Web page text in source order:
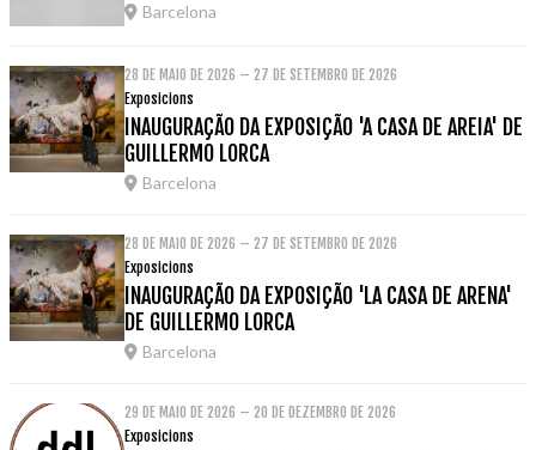
Barcelona
28 DE MAIO DE 2026 – 27 DE SETEMBRO DE 2026
Exposicions
INAUGURAÇÃO DA EXPOSIÇÃO 'A CASA DE AREIA' DE
GUILLERMO LORCA
Barcelona
28 DE MAIO DE 2026 – 27 DE SETEMBRO DE 2026
Exposicions
INAUGURAÇÃO DA EXPOSIÇÃO 'LA CASA DE ARENA'
DE GUILLERMO LORCA
Barcelona
29 DE MAIO DE 2026 – 20 DE DEZEMBRO DE 2026
Exposicions